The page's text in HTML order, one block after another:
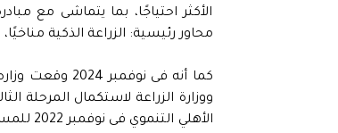
الأكثر احتياجًا، بما يتماشى مع
محاور رئيسية: الزراعة الذكية مناخيًا،
كما أنه فى
ووزارة الزراعة لاستكمال المرحلة